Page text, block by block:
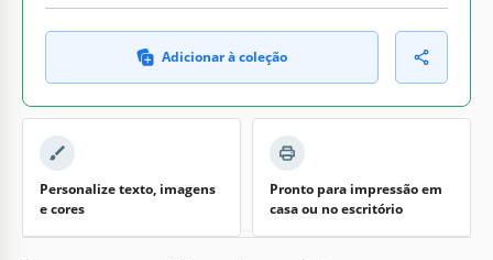
Adicionar à coleção
Personalize texto, imagens
e cores
Pronto para impressão em
casa ou no escritório